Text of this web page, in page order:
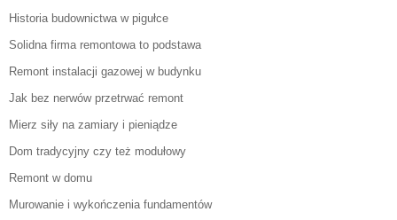
Historia budownictwa w pigułce
Solidna firma remontowa to podstawa
Remont instalacji gazowej w budynku
Jak bez nerwów przetrwać remont
Mierz siły na zamiary i pieniądze
Dom tradycyjny czy też modułowy
Remont w domu
Murowanie i wykończenia fundamentów